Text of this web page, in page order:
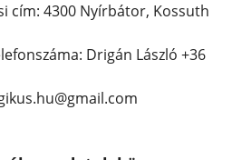
cím: 4300 Nyírbátor, Kossuth
Drigán László +36